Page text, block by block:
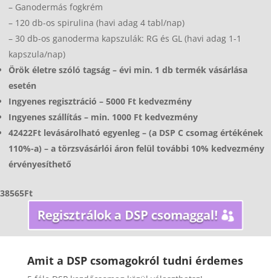
– Ganodermás fogkrém
– 120 db-os spirulina (havi adag 4 tabl/nap)
– 30 db-os ganoderma kapszulák: RG és GL (havi adag 1-1
kapszula/nap)
Örök életre szóló tagság – évi min. 1 db termék vásárlása
esetén
Ingyenes regisztráció – 5000 Ft kedvezmény
Ingyenes szállítás – min. 1000 Ft kedvezmény
42422Ft levásárolható egyenleg – (a DSP C csomag értékének
110%-a) – a törzsvásárlói áron felül további 10% kedvezmény
érvényesíthető
38565Ft
Regisztrálok a DSP csomaggal!
Amit a DSP csomagokról tudni érdemes